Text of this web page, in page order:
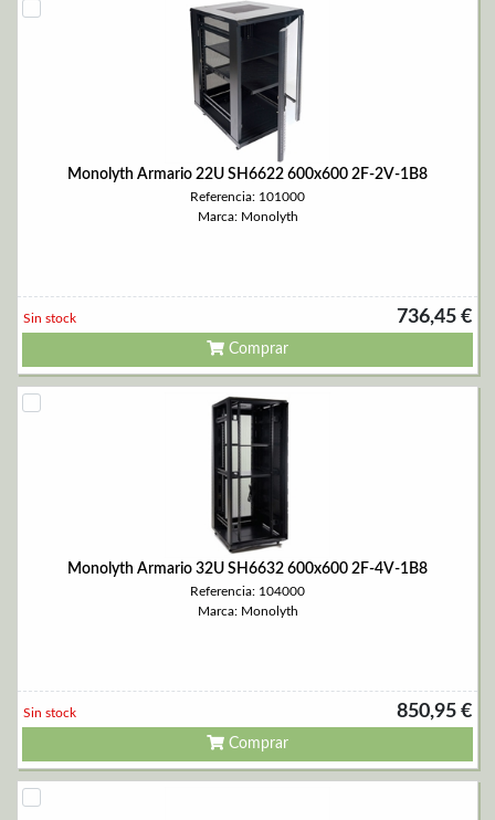
Monolyth Armario 22U SH6622 600x600 2F-2V-1B8
Referencia: 101000
Marca: Monolyth
736,45 €
Sin stock
Comprar
Monolyth Armario 32U SH6632 600x600 2F-4V-1B8
Referencia: 104000
Marca: Monolyth
850,95 €
Sin stock
Comprar